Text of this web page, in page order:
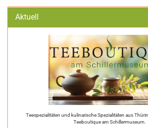
Aktuell
Teespezialitäten und kulinarische Spezialitäten aus
Teeboutique am Schillermuseum.